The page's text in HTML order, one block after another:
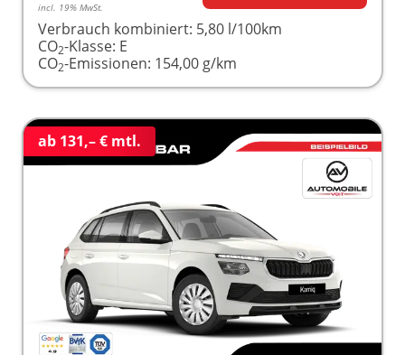
incl. 19% MwSt.
Verbrauch kombiniert: 5,80 l/100km
CO2-Klasse: E
CO2-Emissionen: 154,00 g/km
ab 131,– € mtl.